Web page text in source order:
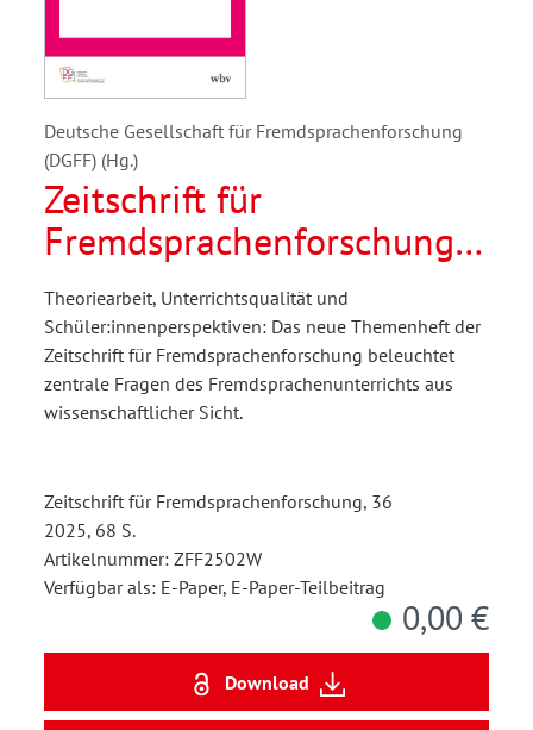
Deutsche Gesellschaft für Fremdsprachenforschung
(DGFF) (Hg.)
Zeitschrift für
Fremdsprachenforschung
2/2025
Theoriearbeit, Unterrichtsqualität und
Schüler:innenperspektiven: Das neue Themenheft der
Zeitschrift für Fremdsprachenforschung beleuchtet
zentrale Fragen des Fremdsprachenunterrichts aus
wissenschaftlicher Sicht.
Zeitschrift für Fremdsprachenforschung, 36
2025, 68 S.
Artikelnummer: ZFF2502W
Verfügbar als: E-Paper, E-Paper-Teilbeitrag
0,00 €
Download